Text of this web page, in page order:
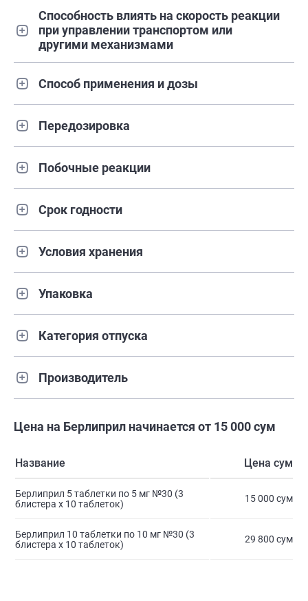
Способность влиять на скорость реакции
при управлении транспортом или
другими механизмами
Способ применения и дозы
Передозировка
Побочные реакции
Срок годности
Условия хранения
Упаковка
Категория отпуска
Производитель
Цена на Берлиприл начинается от 15 000 сум
Название Цена сум
Берлиприл 5 таблетки по 5 мг №30 (3
блистера х 10 таблеток)
15 000 сум
Берлиприл 10 таблетки по 10 мг №30 (3
блистера х 10 таблеток)
29 800 сум